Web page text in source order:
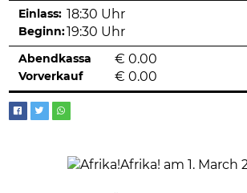
Einlass: 18:30 Uhr
Beginn: 19:30 Uhr
Abendkassa € 0.00
Vorverkauf € 0.00